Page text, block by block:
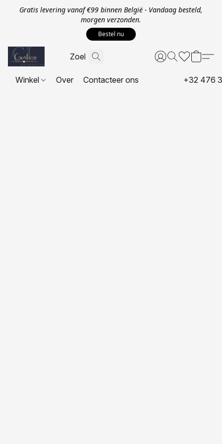
Gratis levering vanaf €99 binnen België - Vandaag besteld,
morgen verzonden.
Bestel nu
Winkel Over Contacteer ons +32 476